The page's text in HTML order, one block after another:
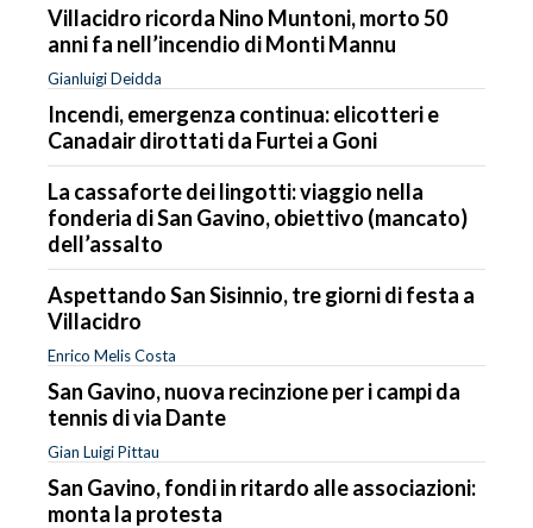
Villacidro ricorda Nino Muntoni, morto 50
anni fa nell’incendio di Monti Mannu
Gianluigi Deidda
Incendi, emergenza continua: elicotteri e
Canadair dirottati da Furtei a Goni
La cassaforte dei lingotti: viaggio nella
fonderia di San Gavino, obiettivo (mancato)
dell’assalto
Aspettando San Sisinnio, tre giorni di festa a
Villacidro
Enrico Melis Costa
San Gavino, nuova recinzione per i campi da
tennis di via Dante
Gian Luigi Pittau
San Gavino, fondi in ritardo alle associazioni:
monta la protesta